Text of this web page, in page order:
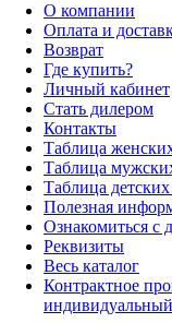
О компании
Оплата и
Возврат
Где купить?
Личный кабинет
Стать дилером
Контакты
Таблица
Таблица
Таблица
Полезная
Ознакомиться с
Реквизиты
Весь каталог
Контрактное
индивидуальный